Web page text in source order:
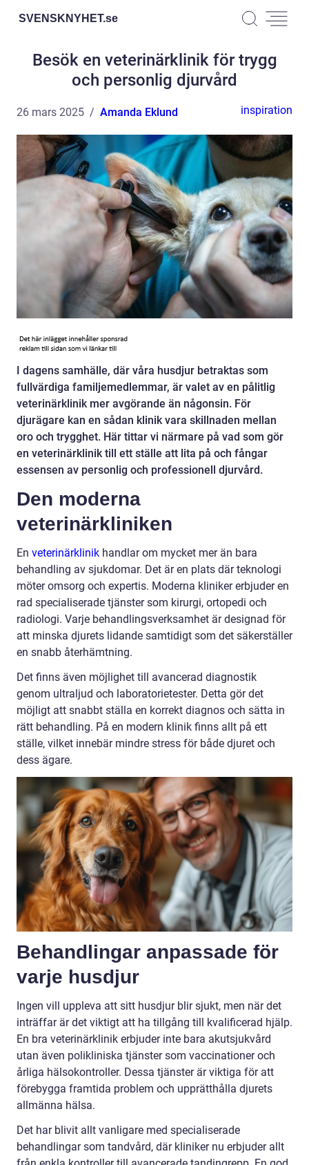
SVENSKNYHET.se
Besök en veterinärklinik för trygg
och personlig djurvård
26 mars 2025 Amanda Eklund inspiration
I dagens samhälle, där våra husdjur betraktas som
fullvärdiga familjemedlemmar, är valet av en pålitlig
veterinärklinik mer avgörande än någonsin. För
djurägare kan en sådan klinik vara skillnaden mellan
oro och trygghet. Här tittar vi närmare på vad som gör
en veterinärklinik till ett ställe att lita på och fångar
essensen av personlig och professionell djurvård.
Den moderna
veterinärkliniken
En veterinärklinik handlar om mycket mer än bara
behandling av sjukdomar. Det är en plats där teknologi
möter omsorg och expertis. Moderna kliniker erbjuder en
rad specialiserade tjänster som kirurgi, ortopedi och
radiologi. Varje behandlingsverksamhet är designad för
att minska djurets lidande samtidigt som det säkerställer
en snabb återhämtning.
Det finns även möjlighet till avancerad diagnostik
genom ultraljud och laboratorietester. Detta gör det
möjligt att snabbt ställa en korrekt diagnos och sätta in
rätt behandling. På en modern klinik finns allt på ett
ställe, vilket innebär mindre stress för både djuret och
dess ägare.
Behandlingar anpassade för
varje husdjur
Ingen vill uppleva att sitt husdjur blir sjukt, men när det
inträffar är det viktigt att ha tillgång till kvalificerad hjälp.
En bra veterinärklinik erbjuder inte bara akutsjukvård
utan även polikliniska tjänster som vaccinationer och
årliga hälsokontroller. Dessa tjänster är viktiga för att
förebygga framtida problem och upprätthålla djurets
allmänna hälsa.
Det har blivit allt vanligare med specialiserade
behandlingar som tandvård, där kliniker nu erbjuder allt